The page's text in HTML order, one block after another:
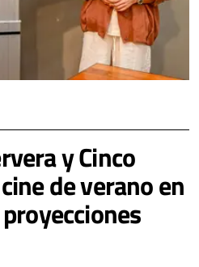
y Cinco
de verano en